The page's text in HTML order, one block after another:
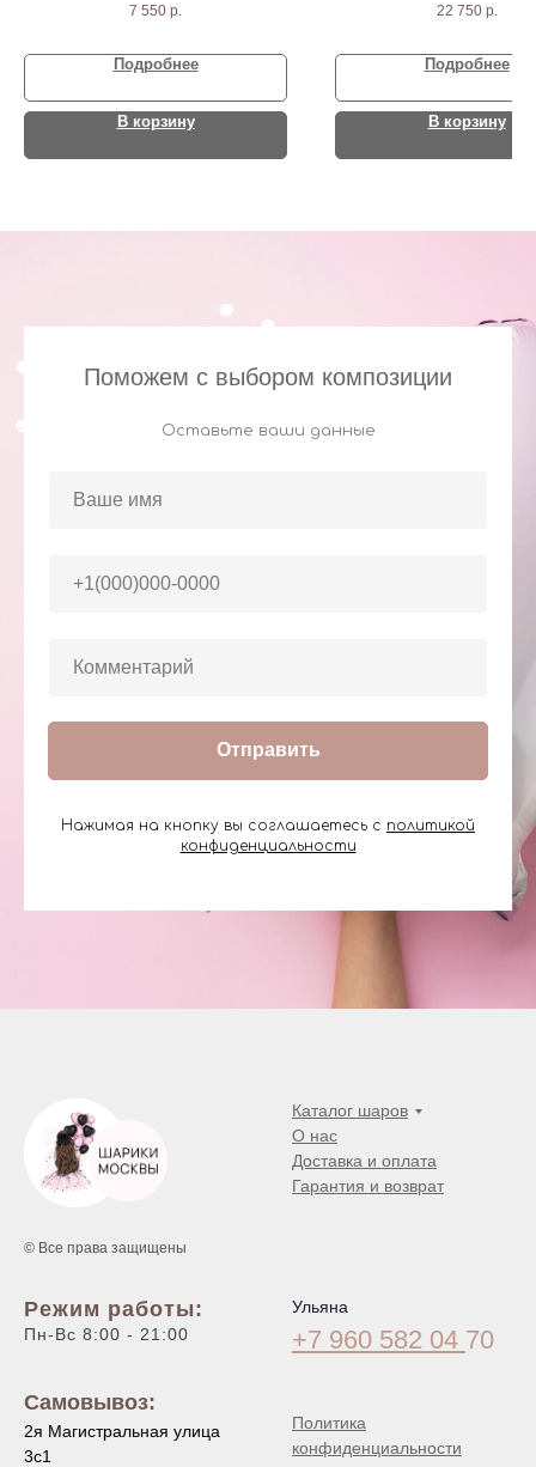
сердца и 9 бело-розовых шаров
7 550 р.
Подробнее
В корзину
розовых шариков
22 750 р.
Подробнее
В корзину
Поможем с выбором композиции
Оставьте ваши данные
Отправить
Нажимая на кнопку вы соглашаетесь с политикой
конфиденциальности
© Все права защищены
Каталог шаров
О нас
Доставка и оплата
Гарантия и возврат
Режим работы:
Пн-Вс 8:00 - 21:00
Самовывоз:
2я Магистральная улица
3с1
Ульяна
+7 960 582 04 70
Политика
конфиденциальности